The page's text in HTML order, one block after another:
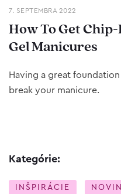
7. SEPTEMBRA 2022
How To Get
Gel Manicures
Having a great
break your manicure.
Kategórie:
INŠPIRÁCIE